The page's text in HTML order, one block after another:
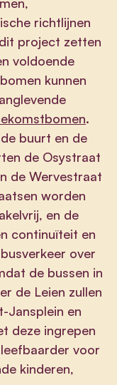
richtlijnen
project zetten
voldoende
kunnen
.
buurt en de
de Osystraat
de Wervestraat
worden
en de
continuïteit en
over
de bussen in
de Leien zullen
Jansplein en
deze ingrepen
voor
kinderen,